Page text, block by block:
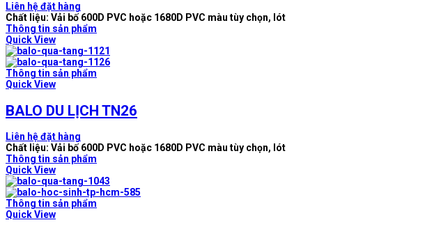
Liên hệ đặt hàng
Chất liệu: Vải bố 600D PVC hoặc 1680D PVC màu tùy chọn, lót
Thông tin sản phẩm
Quick View
Thông tin sản phẩm
Quick View
BALO DU LỊCH TN26
Liên hệ đặt hàng
Chất liệu: Vải bố 600D PVC hoặc 1680D PVC màu tùy chọn, lót
Thông tin sản phẩm
Quick View
Thông tin sản phẩm
Quick View